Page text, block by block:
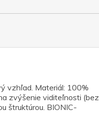
vzhľad. Materiál: 100%
zvýšenie viditeľnosti (bez
štruktúrou. BIONIC-